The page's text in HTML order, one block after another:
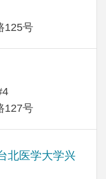
125号
127号
北医学大学兴